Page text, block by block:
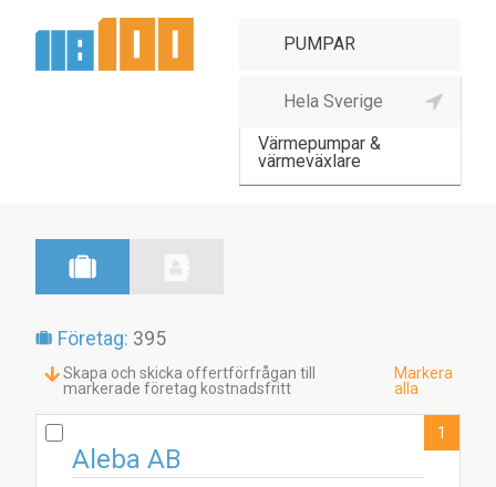
Pumpar
Värmepumpar &
värmeväxlare
Företag: 395
Skapa och skicka offertförfrågan till
markerade företag kostnadsfritt
Markera
alla
Aleba AB
1